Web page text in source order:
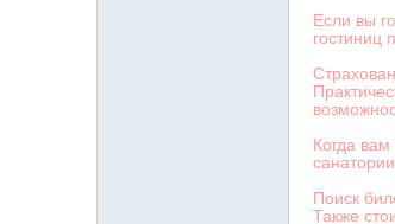
Если вы
гостиниц
Когда
Поиск
Также